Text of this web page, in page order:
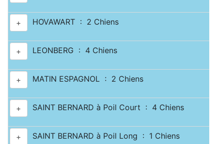
+ HOVAWART : 2 Chiens
+ LEONBERG : 4 Chiens
+ MATIN ESPAGNOL : 2 Chiens
+ SAINT BERNARD à Poil Court : 4 Chiens
+ SAINT BERNARD à Poil Long : 1 Chiens